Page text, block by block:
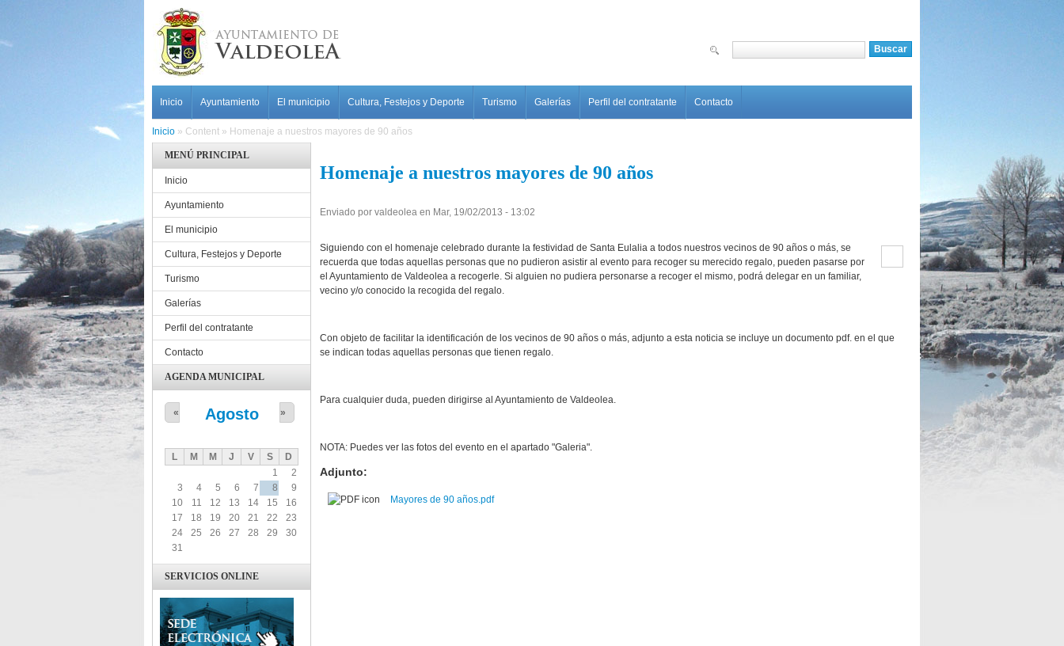
Formulario de búsqueda
Inicio
Ayuntamiento El municipio Cultura, Festejos y Deporte Turismo Galerías Perfil del contratante Contacto
Inicio » Content » Homenaje a nuestros mayores de 90 años
Homenaje a nuestros mayores de 90 años
Enviado por valdeolea en Mar, 19/02/2013 - 13:02
Siguiendo con el homenaje celebrado durante la festividad de Santa Eulalia a todos nuestros vecinos de 90 años o más, se
recuerda que todas aquellas personas que no pudieron asistir al evento para recoger su merecido regalo, pueden pasarse por
el Ayuntamiento de Valdeolea a recogerle. Si alguien no pudiera personarse a recoger el mismo, podrá delegar en un familiar,
vecino y/o conocido la recogida del regalo.
Con objeto de facilitar la identificación de los vecinos de 90 años o más, adjunto a esta noticia se incluye un documento pdf. en el que
se indican todas aquellas personas que tienen regalo.
Para cualquier duda, pueden dirigirse al Ayuntamiento de Valdeolea.
NOTA: Puedes ver las fotos del evento en el apartado "Galeria".
Adjunto:
Mayores de 90 años.pdf
MENÚ PRINCIPAL
Inicio
Ayuntamiento
El municipio
Cultura, Festejos y Deporte
Turismo
Galerías
Perfil del contratante
Contacto
AGENDA MUNICIPAL
Agosto
« »
L M M J V S
D
1
2
3
4 5 6 7 8
9
10
11 12 13 14 15
16
17
18 19 20 21 22
23
24
25 26 27 28 29
30
31
SERVICIOS ONLINE